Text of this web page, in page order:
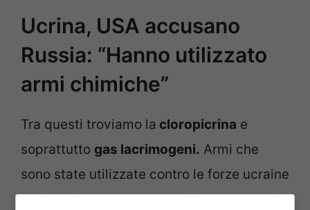
Ucrina, USA accusano
Russia: “Hanno utilizzato
armi chimiche”
Tra questi troviamo la cloropicrina e
soprattutto gas lacrimogeni. Armi che
sono state utilizzate contro le forze ucraine
in violazione della Convenzione sulle armi